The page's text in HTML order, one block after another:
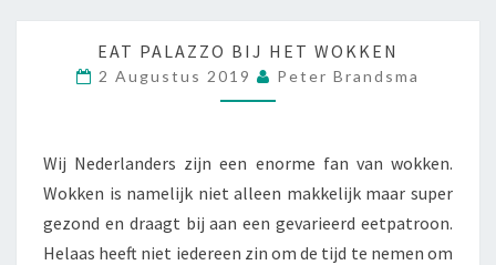
E
A
L
A
Z
Z
EAT PALAZZO BIJ HET WOKKEN
2 Augustus 2019 Peter Brandsma
Wij Nederlanders zijn een enorme fan van wokken.
Wokken is namelijk niet alleen makkelijk maar super
gezond en draagt bij aan een gevarieerd eetpatroon.
Helaas heeft niet iedereen zin om de tijd te nemen om